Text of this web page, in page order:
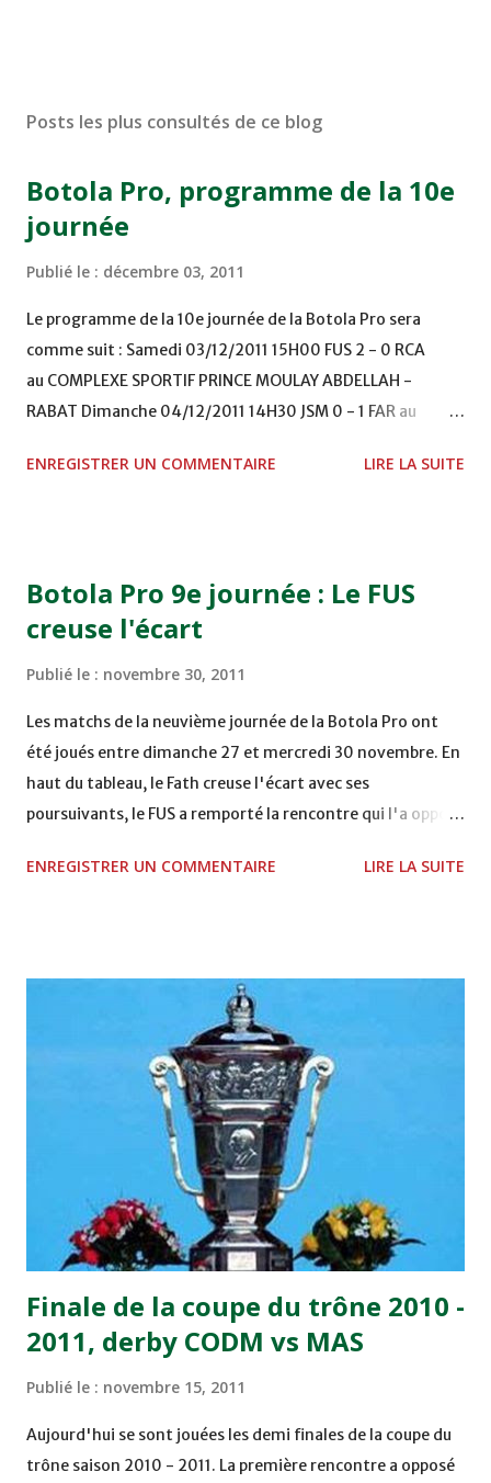
Posts les plus consultés de ce blog
Botola Pro, programme de la 10e
journée
Publié le : décembre 03, 2011
Le programme de la 10e journée de la Botola Pro sera
comme suit : Samedi 03/12/2011 15H00 FUS 2 - 0 RCA
au COMPLEXE SPORTIF PRINCE MOULAY ABDELLAH -
RABAT Dimanche 04/12/2011 14H30 JSM 0 - 1 FAR au
TERRAIN EL ABDI - EL JADIDA 16h30 OCK 0 - 1 HUSA
Mardi 06/12/2011 15H00 WAF - OCS au COMPLEXE SPORTIF
DE FES - FES WAC - MAS Reporté pour cause de finale de la
ENREGISTRER UN COMMENTAIRE LIRE LA SUITE
Botola Pro 9e journée : Le FUS
creuse l'écart
Publié le : novembre 30, 2011
Les matchs de la neuvième journée de la Botola Pro ont
été joués entre dimanche 27 et mercredi 30 novembre. En
haut du tableau, le Fath creuse l'écart avec ses
poursuivants, le FUS a remporté la rencontre qui l'a opposé
2, Badr Kachani a ouvert la marque à la 38e pour les
joueurs soussis, et ont réussi à mener au score à la dernière
minute du temps réglementaire grâce à un but de Mourad
Benchrifa. Son poursuivant direct le CRA de son coté a
chuté à domicile face à l'OCK sur le score de 0 - 2. La
bonne affaire de la semaine a été réalisée par le Moghreb
de Tetouan qui s'est hissé à la deuxième place après avoir
remporté trois précieux points sur la pelouse du complexe
Moulay Abdallah face aux FAR grâce à un but marqué par
Abdeladim Khadrouf à la 61e...
ENREGISTRER UN COMMENTAIRE LIRE LA SUITE
Finale de la coupe du trône 2010 -
2011, derby CODM vs MAS
Publié le : novembre 15, 2011
Aujourd'hui se sont jouées les demi finales de la coupe du
trône saison 2010 - 2011. La première rencontre a opposé